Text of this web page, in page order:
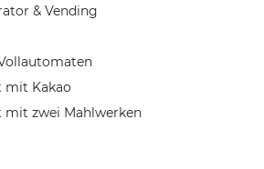
& Vending
mit Kakao
mit zwei Mahlwerken